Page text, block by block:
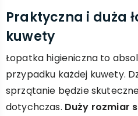
Praktyczna i duża
kuwety
Łopatka higieniczna to
przypadku każdej kuwety.
sprzątanie będzie
dotychczas. Duży rozmiar